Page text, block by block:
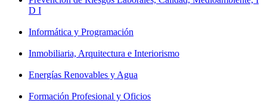
D I
Informática y Programación
Inmobiliaria, Arquitectura e Interiorismo
Energías Renovables y Agua
Formación Profesional y Oficios